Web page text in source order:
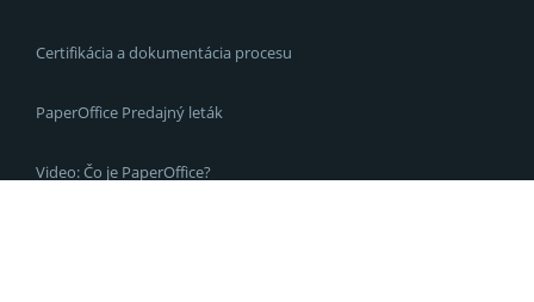
Certifikácia a dokumentácia procesu
PaperOffice Predajný leták
Video: Čo je PaperOffice?